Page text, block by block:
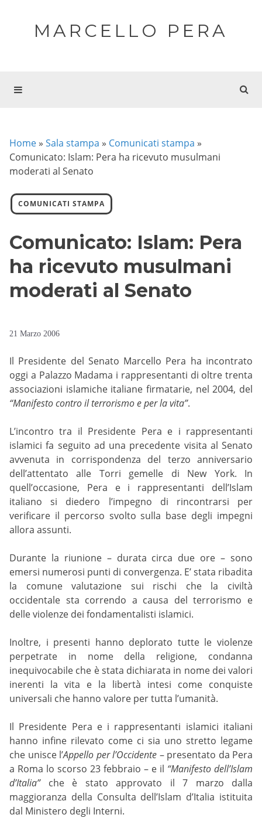
MARCELLO PERA
Home » Sala stampa » Comunicati stampa »
Comunicato: Islam: Pera ha ricevuto musulmani
moderati al Senato
COMUNICATI STAMPA
Comunicato: Islam: Pera
ha ricevuto musulmani
moderati al Senato
21 Marzo 2006
Il Presidente del Senato Marcello Pera ha incontrato
oggi a Palazzo Madama i rappresentanti di oltre trenta
associazioni islamiche italiane firmatarie, nel 2004, del
“Manifesto contro il terrorismo e per la vita”.
L’incontro tra il Presidente Pera e i rappresentanti
islamici fa seguito ad una precedente visita al Senato
avvenuta in corrispondenza del terzo anniversario
dell’attentato alle Torri gemelle di New York. In
quell’occasione, Pera e i rappresentanti dell’Islam
italiano si diedero l’impegno di rincontrarsi per
verificare il percorso svolto sulla base degli impegni
allora assunti.
Durante la riunione – durata circa due ore – sono
emersi numerosi punti di convergenza. E’ stata ribadita
la comune valutazione sui rischi che la civiltà
occidentale sta correndo a causa del terrorismo e
delle violenze dei fondamentalisti islamici.
Inoltre, i presenti hanno deplorato tutte le violenze
perpetrate in nome della religione, condanna
inequivocabile che è stata dichiarata in nome dei valori
inerenti la vita e la libertà intesi come conquiste
universali che hanno valore per tutta l’umanità.
Il Presidente Pera e i rappresentanti islamici italiani
hanno infine rilevato come ci sia uno stretto legame
che unisce l’Appello per l’Occidente – presentato da Pera
a Roma lo scorso 23 febbraio – e il “Manifesto dell’Islam
d’Italia”che è stato approvato il 7 marzo dalla
maggioranza della Consulta dell’Islam d’Italia istituita
dal Ministero degli Interni.